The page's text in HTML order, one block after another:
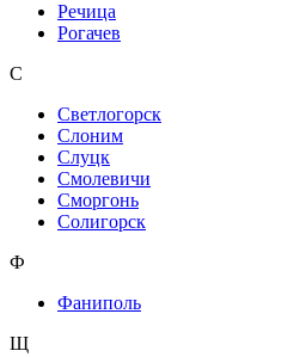
Речица
Рогачев
С
Светлогорск
Слоним
Слуцк
Смолевичи
Сморгонь
Солигорск
Ф
Фаниполь
Щ